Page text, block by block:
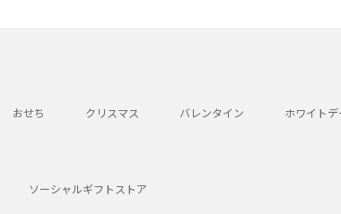
おせち クリスマス バレンタイン ホワイトデ
ソーシャルギフトストア